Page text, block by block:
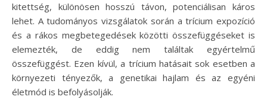
kitettség, különösen hosszú távon, potenciálisan káros
lehet. A tudományos vizsgálatok során a trícium expozíció
és a rákos megbetegedések közötti összefüggéseket is
elemezték, de eddig nem találtak egyértelmű
összefüggést. Ezen kívül, a trícium hatásait sok esetben a
környezeti tényezők, a genetikai hajlam és az egyéni
életmód is befolyásolják.